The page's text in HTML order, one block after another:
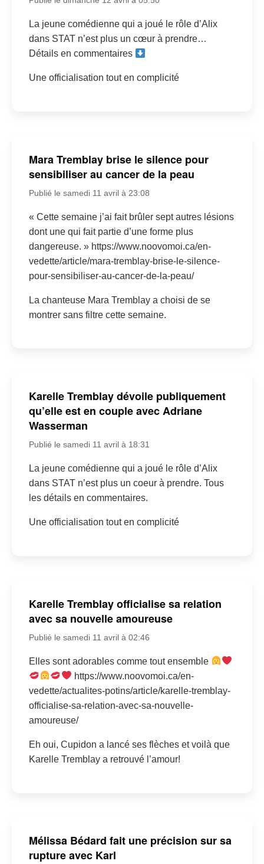
La jeune comédienne qui a joué le rôle d’Alix
dans STAT n’est plus un cœur à prendre…
Détails en commentaires
Une officialisation tout en complicité
Mara Tremblay brise le silence pour
sensibiliser au cancer de la peau
Publié le samedi 11 avril à 23:08
« Cette semaine j’ai fait brûler sept autres lésions
dont une qui fait partie d’une forme plus
dangereuse. » https://www.noovomoi.ca/en-
vedette/article/mara-tremblay-brise-le-silence-
pour-sensibiliser-au-cancer-de-la-peau/
La chanteuse Mara Tremblay a choisi de se
montrer sans filtre cette semaine.
Karelle Tremblay dévoile publiquement
qu’elle est en couple avec Adriane
Wasserman
Publié le samedi 11 avril à 18:31
La jeune comédienne qui a joué le rôle d’Alix
dans STAT n’est plus un coeur à prendre. Tous
les détails en commentaires.
Une officialisation tout en complicité
Karelle Tremblay officialise sa relation
avec sa nouvelle amoureuse
Publié le samedi 11 avril à 02:46
Elles sont adorables comme tout ensemble
https://www.noovomoi.ca/en-
vedette/actualites-potins/article/karelle-tremblay-
officialise-sa-relation-avec-sa-nouvelle-
amoureuse/
Eh oui, Cupidon a lancé ses flèches et voilà que
Karelle Tremblay a retrouvé l’amour!
Mélissa Bédard fait une précision sur sa
rupture avec Karl